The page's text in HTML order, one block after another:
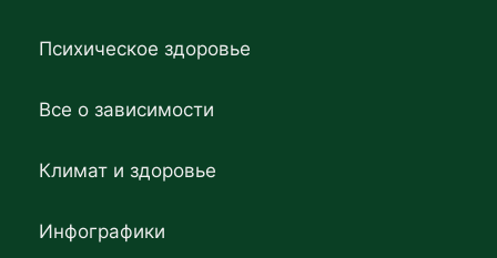
Психическое здоровье
Все о зависимости
Климат и здоровье
Инфографики